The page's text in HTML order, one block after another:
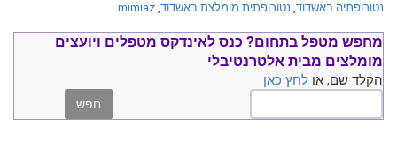
נטורופתיה באשדוד, נטורופתית מומלצת באשדוד,
mimiaz
מחפש מטפל בתחום? כנס לאינדקס מטפלים ויועצים
מומלצים מבית אלטרנטיבלי
הקלד שם, או לחץ כאן